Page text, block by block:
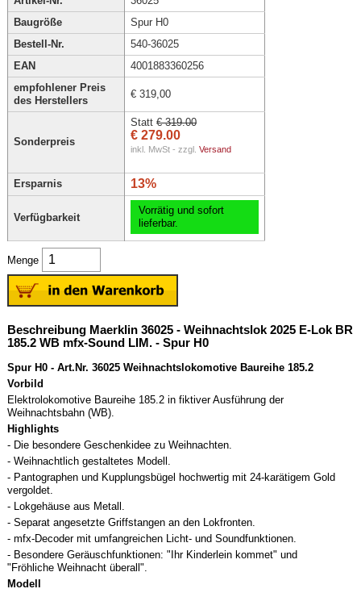
Baugröße
Spur H0
Bestell-Nr.
540-36025
EAN
4001883360256
empfohlener Preis
des Herstellers
€ 319,00
Sonderpreis
Statt € 319.00
€ 279.00
inkl. MwSt - zzgl. Versand
Ersparnis 13%
Verfügbarkeit
Vorrätig und sofort
lieferbar.
Menge
Beschreibung Maerklin 36025 - Weihnachtslok 2025 E-Lok BR
185.2 WB mfx-Sound LIM. - Spur H0
Spur H0 - Art.Nr. 36025 Weihnachtslokomotive Baureihe 185.2
Vorbild
Elektrolokomotive Baureihe 185.2 in fiktiver Ausführung der
Weihnachtsbahn (WB).
Highlights
- Die besondere Geschenkidee zu Weihnachten.
- Weihnachtlich gestaltetes Modell.
- Pantographen und Kupplungsbügel hochwertig mit 24-karätigem Gold
vergoldet.
- Lokgehäuse aus Metall.
- Separat angesetzte Griffstangen an den Lokfronten.
- mfx-Decoder mit umfangreichen Licht- und Soundfunktionen.
- Besondere Geräuschfunktionen: "Ihr Kinderlein kommet" und
"Fröhliche Weihnacht überall".
Modell